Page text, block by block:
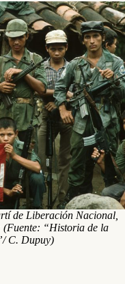
de Liberación Nacional,
(Fuente: “Historia de la
C. Dupuy)